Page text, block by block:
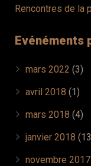
Rencontres de la
Evénéments
mars 2022 (3)
avril 2018 (1)
mars 2018 (4)
janvier 2018
novembre 2017